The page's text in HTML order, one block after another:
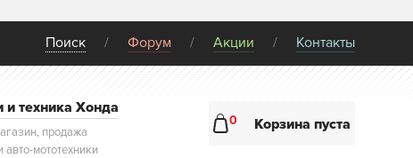
Поиск Форум Акции Контакты
и техника Хонда
продажа
авто-мототехники
0 Корзина пуста